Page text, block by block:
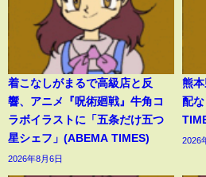
着こなしがまるで高級店と反
響、アニメ『呪術廻戦』牛角コ
ラボイラストに「五条だけ五つ
星シェフ」(ABEMA TIMES)
2026年8月6日
熊
配
2026